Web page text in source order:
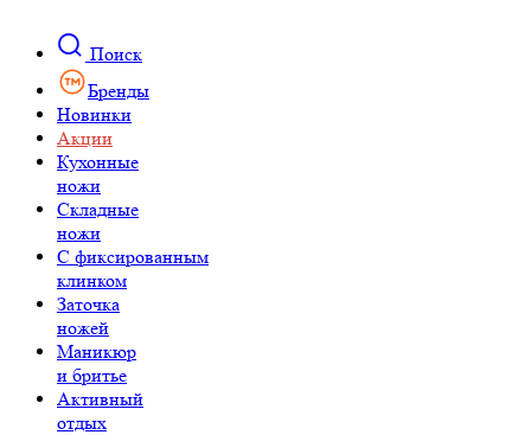
Поиск
Бренды
Новинки
Акции
Кухонные
ножи
Складные
ножи
C фиксированным
клинком
Заточка
ножей
Маникюр
и бритье
Активный
отдых